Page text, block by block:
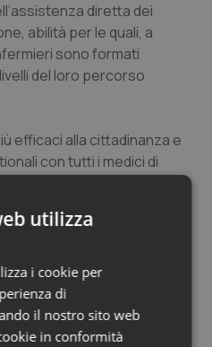
diretta dei
abilità per le quali, a
sono formati
del loro percorso
efficaci alla cittadinanza e
con tutti i medici di
condizione di grande
con forza ogni
il cambiamento solo
di rendita”.
le Unità di Degenza
utilizza
i cookie per
di
il nostro sito web
in conformità